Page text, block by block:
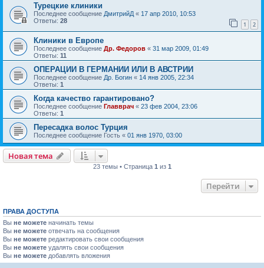
Турецкие клиники
Последнее сообщение ДмитрийД « 17 апр 2010, 10:53
Ответы: 28 1 2
Клиники в Европе
Последнее сообщение Др. Федоров « 31 мар 2009, 01:49
Ответы: 11
ОПЕРАЦИИ В ГЕРМАНИИ ИЛИ В АВСТРИИ
Последнее сообщение Др. Богин « 14 янв 2005, 22:34
Ответы: 1
Когда качество гарантировано?
Последнее сообщение Главврач « 23 фев 2004, 23:06
Ответы: 1
Пересадка волос Турция
Последнее сообщение Гость « 01 янв 1970, 03:00
Новая тема
23 темы • Страница 1 из 1
Перейти
ПРАВА ДОСТУПА
Вы не можете начинать темы
Вы не можете отвечать на сообщения
Вы не можете редактировать свои сообщения
Вы не можете удалять свои сообщения
Вы не можете добавлять вложения